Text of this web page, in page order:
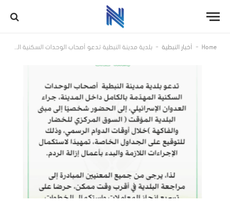
Home
- أخبار النبطية - بلدية مدينة النبطية تدعو أصحاب الوحدات السكنية المهدّمة بالكامل إلى مراجعتها